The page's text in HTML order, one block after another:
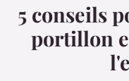
5 conseils
portillon